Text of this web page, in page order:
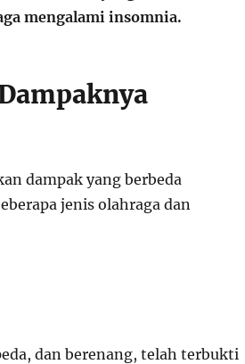
mengalami insomnia.
dampak yang berbeda
jenis olahraga dan
dan berenang, telah terbukti